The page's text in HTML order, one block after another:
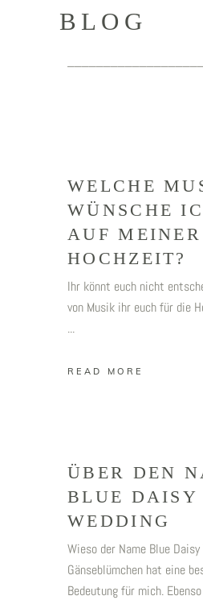
BLOG
WELCHE
WÜNSCHE
AUF MEINER
HOCHZEIT?
Ihr könnt euch nicht
von Musik ihr euch für die
READ MORE
ÜBER DEN
BLUE DAISY
WEDDING
Wieso der Name Blue
Gänseblümchen hat eine
Bedeutung für mich. Ebenso